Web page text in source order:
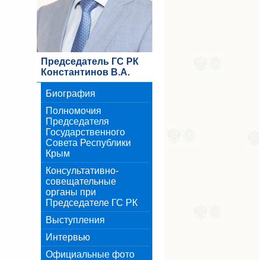
Председатель ГС РК
Константинов В.А.
Биография
Полномочия
Председателя
Государственного
Совета Республики
Крым
Консультативно-
совещательные
органы при
Председателе ГС РК
Выступления
Интервью
Официальные фото